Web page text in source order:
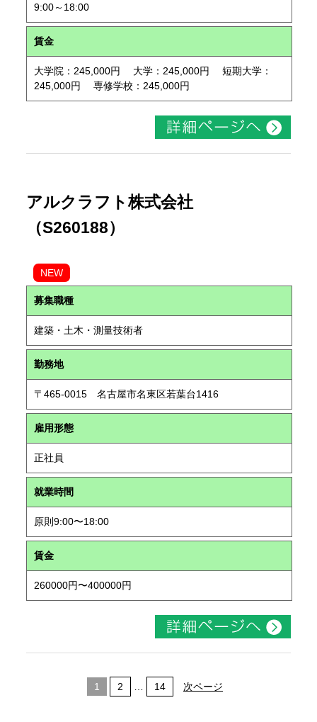
9:00～18:00
賃金
大学院：245,000円 大学：245,000円 短期大学：
245,000円 専修学校：245,000円
アルクラフト株式会社
（S260188）
NEW
募集職種
建築・土木・測量技術者
勤務地
〒465-0015 名古屋市名東区若葉台1416
雇用形態
正社員
就業時間
原則9:00〜18:00
賃金
260000円〜400000円
1 2 14 次ページ